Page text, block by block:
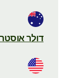
דולר אוסטרלי